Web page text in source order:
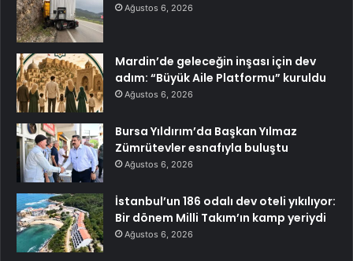
Ağustos 6, 2026
Mardin’de geleceğin inşası için dev
adım: “Büyük Aile Platformu” kuruldu
Ağustos 6, 2026
Bursa Yıldırım’da Başkan Yılmaz
Zümrütevler esnafıyla buluştu
Ağustos 6, 2026
İstanbul’un 186 odalı dev oteli yıkılıyor:
Bir dönem Milli Takım’ın kamp yeriydi
Ağustos 6, 2026